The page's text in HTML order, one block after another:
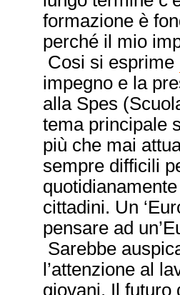
formazione è
perché il mio
Cosi si esprime
impegno e la
alla Spes
tema principale
più che mai
sempre difficili
cittadini. Un
pensare ad
Sarebbe
l’attenzione al
giovani. Il futuro